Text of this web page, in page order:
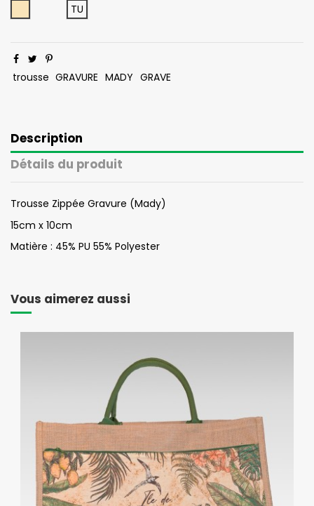
TU
trousse GRAVURE MADY GRAVE
Description
Détails du produit
Trousse Zippée Gravure (Mady)
15cm x 10cm
Matière : 45% PU 55% Polyester
Vous aimerez aussi